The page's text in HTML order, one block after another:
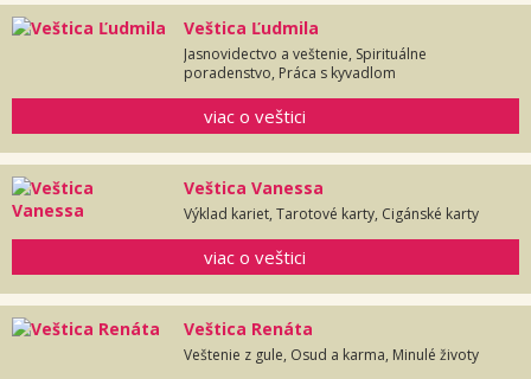
Veštica Ľudmila
Jasnovidectvo a veštenie, Spirituálne
poradenstvo, Práca s kyvadlom
viac o veštici
Veštica Vanessa
Výklad kariet, Tarotové karty, Cigánské karty
viac o veštici
Veštica Renáta
Veštenie z gule, Osud a karma, Minulé životy